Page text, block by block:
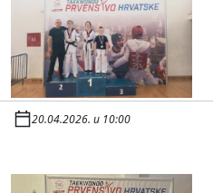
20.04.2026. u 10:00